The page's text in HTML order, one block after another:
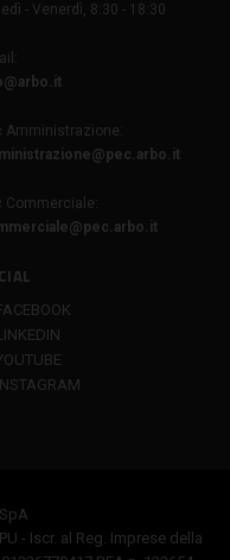
- Venerdì, 8:30 - 18:30
Amministrazione:
Commerciale:
- Iscr. al Reg. Imprese della